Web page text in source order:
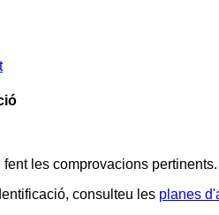
les comprovacions pertinents.
consulteu les planes